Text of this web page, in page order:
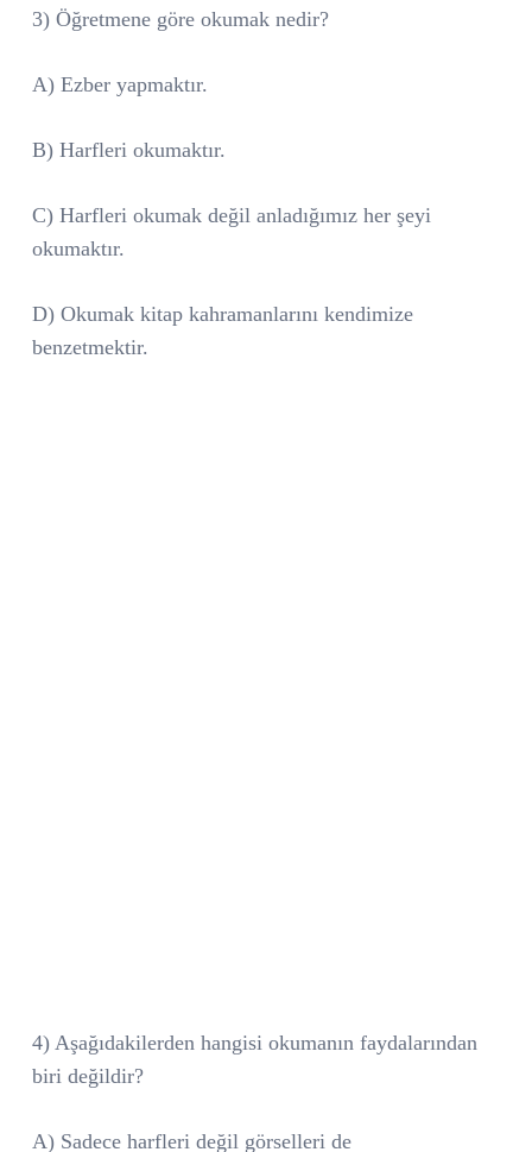
3) Öğretmene göre okumak nedir?
A) Ezber yapmaktır.
B) Harfleri okumaktır.
C) Harfleri okumak değil anladığımız her şeyi
okumaktır.
D) Okumak kitap kahramanlarını kendimize
benzetmektir.
4) Aşağıdakilerden hangisi okumanın faydalarından
biri değildir?
A) Sadece harfleri değil görselleri de